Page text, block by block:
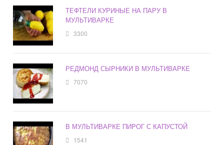
ТЕФТЕЛИ КУРИНЫЕ НА ПАРУ В
МУЛЬТИВАРКЕ
3300
РЕДМОНД СЫРНИКИ В МУЛЬТИВАРКЕ
7070
В МУЛЬТИВАРКЕ ПИРОГ С КАПУСТОЙ
1541